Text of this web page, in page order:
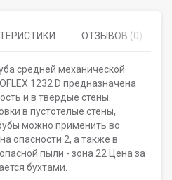
ОТЗЫВОВ (0)
средней механической
1232 D предназначена
и в твердые стены.
в пустотелые стены,
можно применить во
опасности 2, а также в
пыли - зона 22 Цена за
бухтами.